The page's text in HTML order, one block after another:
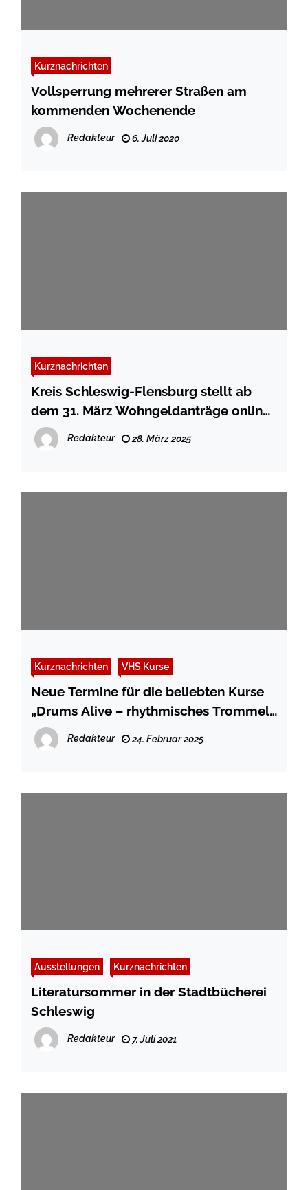
Kurznachrichten
Vollsperrung mehrerer Straßen am
kommenden Wochenende
Redakteur 6. Juli 2020
Kurznachrichten
Kreis Schleswig-Flensburg stellt ab
dem 31. März Wohngeldanträge online
zur Verfügung
Redakteur 28. März 2025
Kurznachrichten VHS Kurse
Neue Termine für die beliebten Kurse
„Drums Alive – rhythmisches Trommeln
auf großen Bällen“
Redakteur 24. Februar 2025
Ausstellungen Kurznachrichten
Literatursommer in der Stadtbücherei
Schleswig
Redakteur 7. Juli 2021